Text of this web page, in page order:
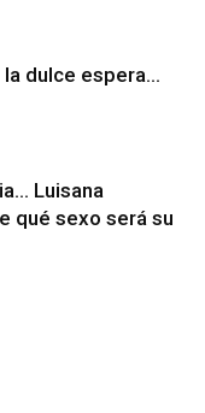
dulce espera…
Luisana
qué sexo será su